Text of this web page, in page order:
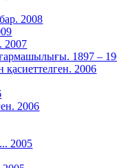
2008
2007
1897 –
2006
2006
2005